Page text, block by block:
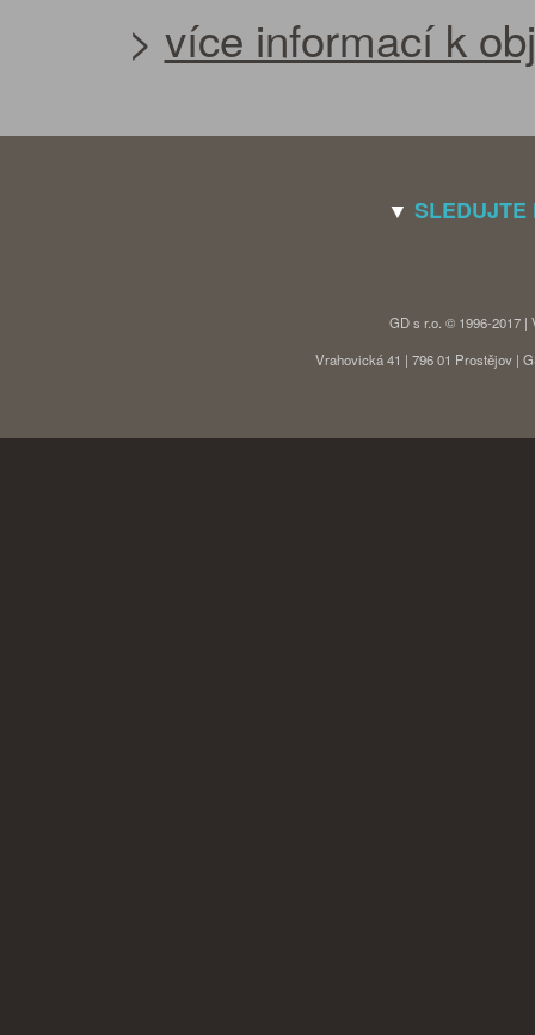
> více informací k
▼ SLEDUJTE
GD s r.o. © 1996-2017
Vrahovická 41 | 796 01 Prostějov |